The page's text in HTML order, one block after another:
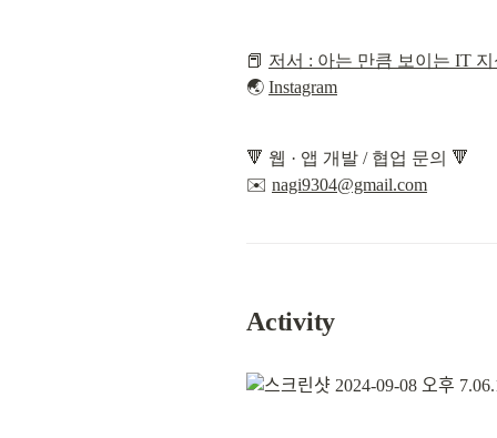
📕 저서 : 아는 만큼 보이는 IT 지
🌏 Instagram
🔻 웹 · 앱 개발 / 협업 문의 🔻
✉️ nagi9304@gmail.com
Activity